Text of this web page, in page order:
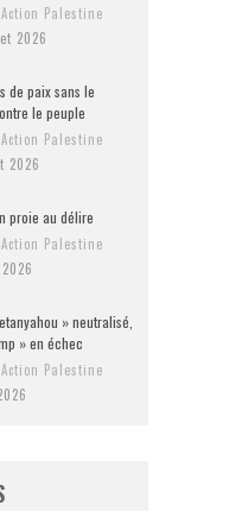
Palestine
2026
de paix sans le
le peuple
Palestine
2026
proie au délire
Palestine
» neutralisé,
» en échec
Palestine